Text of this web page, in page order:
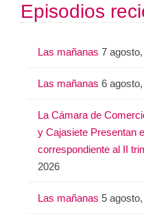
Episodios
Las mañanas 7
Las mañanas 6
La Cámara de
y Cajasiete Presentan
correspondiente al II
2026
Las mañanas 5